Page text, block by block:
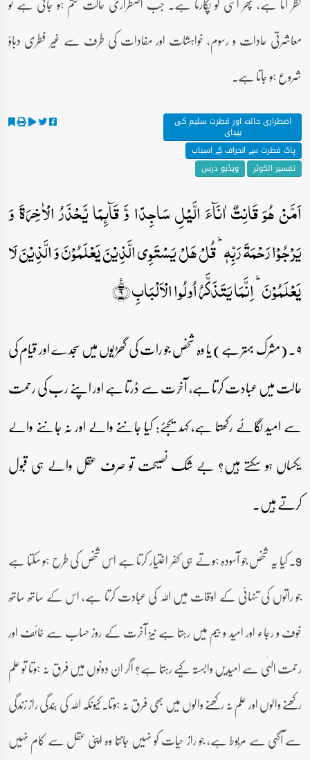
معاشرتی عادات و رسوم، خواہشات اور مفادات کی طرف سے غیر فطری دباؤ
شروع ہو جاتا ہے۔
اضطراری حالت اور فطرت سلیم کی
بیدای
پاک فطرت سے انحراف کے اسباب
تفسیر الکوثر
ویڈیو درس
اَمَّنۡ ہُوَ قَانِتٌ اٰنَآءَ الَّیۡلِ سَاجِدًا وَّ قَآئِمًا یَّحۡذَرُ الۡاٰخِرَۃَ وَ
یَرۡجُوۡا رَحۡمَۃَ رَبِّہٖ ؕ قُلۡ ہَلۡ یَسۡتَوِی الَّذِیۡنَ یَعۡلَمُوۡنَ وَ الَّذِیۡنَ لَا
یَعۡلَمُوۡنَ ؕ اِنَّمَا یَتَذَکَّرُ اُولُوا الۡاَلۡبَابِ ٪﴿۹﴾
۹۔ (مشرک بہتر ہے) یا وہ شخص جو رات کی گھڑیوں میں سجدے اور قیام کی
حالت میں عبادت کرتا ہے، آخرت سے ڈرتا ہے اور اپنے رب کی رحمت
سے امید لگائے رکھتا ہے، کہدیجئے: کیا جاننے والے اور نہ جاننے والے
یکساں ہو سکتے ہیں؟ بے شک نصیحت تو صرف عقل والے ہی قبول
کرتے ہیں۔
9۔ کیا یہ شخص جو آسودہ ہوتے ہی کفر اختیار کرتا ہے اس شخص کی طرح ہو سکتا ہے
جو راتوں کی تنہائی کے اوقات میں اللہ کی عبادت کرتا ہے، اس کے ساتھ ساتھ
خوف و رجاء اور امید و بیم میں رہتا ہے نیز آخرت کے روز حساب سے خائف اور
رحمت الہٰی سے امیدیں وابستہ کیے رہتا ہے؟ اگر ان دونوں میں فرق نہ ہوتا تو علم
رکھنے والوں اور علم نہ رکھنے والوں میں بھی فرق نہ ہوتا۔ کیونکہ اللہ کی بندگی راز زندگی
سے آگہی سے مربوط ہے، جو راز حیات کو نہیں جانتا وہ اپنی عقل سے کام نہیں